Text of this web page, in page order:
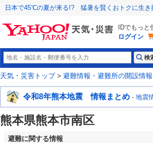
日本で45℃の夏が来る!? 猛暑を賢くおトクに生き
IDでもっと
ログイン
天気・災害トップ> 避難情報・避難所の開設情報
令和8年熊本地震 情報まとめ - 地震
熊本県熊本市南区
避難に関する情報